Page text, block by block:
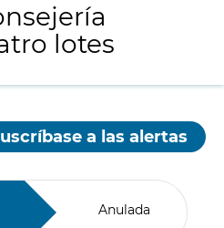
lotes
a las alertas
Anulada